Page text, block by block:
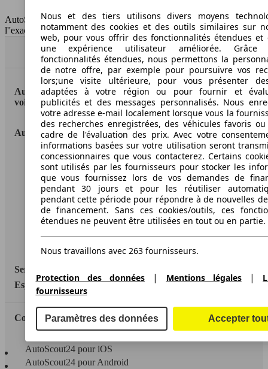
AutoScout24 France SAS décline toute responsabilité concernant
l''exactitude des indications fournies.
Haut
AutoScout24: la plus grande plateforme en ligne de
voitures en Europe
AutoScout24
A propos d'AutoScout24
Conditions d'utilisation
Informations légales
Protection des données
Service
Espace Pro
Contact
AutoScout24 pour iOS
AutoScout24 pour Android
Nous et des tiers utilisons divers moyens
notamment des cookies et des outils similaires sur
web, pour vous offrir des fonctionnalités étendues et
une expérience utilisateur améliorée.
fonctionnalités étendues, nous permettons la
de notre offre, par exemple pour poursuivre vos
lors;une visite ultérieure, pour vous présenter
adaptées à votre région ou pour fournir et
publicités et des messages personnalisés. Nous
votre adresse e-mail localement lorsque vous la
des recherches enregistrées, des véhicules favoris
cadre de l'évaluation des prix. Avec votre
informations basées sur votre utilisation seront
concessionnaires que vous contacterez. Certains
sont utilisés par les fournisseurs pour stocker les
que vous fournissez lors de vos demandes de
pendant 30 jours et pour les réutiliser
pendant cette période pour répondre à de nouvelles
de financement. Sans ces cookies/outils, ces
étendues ne peuvent être utilisées en tout ou en partie.
Nous travaillons avec 263 fournisseurs.
Protection des données | Mentions légales|
fournisseurs
Paramètres des données Accepter